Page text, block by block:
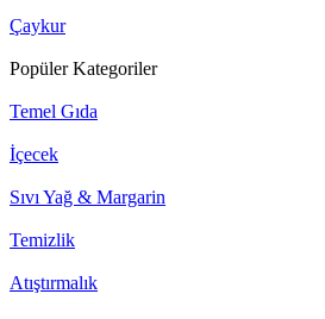
Çaykur
Popüler Kategoriler
Temel Gıda
İçecek
Sıvı Yağ & Margarin
Temizlik
Atıştırmalık